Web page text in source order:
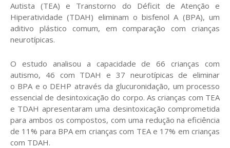
Autista (TEA) e Transtorno do Déficit de Atenção e
Hiperatividade (TDAH) eliminam o bisfenol A (BPA), um
aditivo plástico comum, em comparação com crianças
neurotípicas.
O estudo analisou a capacidade de 66 crianças com
autismo, 46 com TDAH e 37 neurotípicas de eliminar
o BPA e o DEHP através da glucuronidação, um processo
essencial de desintoxicação do corpo. As crianças com TEA
e TDAH apresentaram uma desintoxicação comprometida
para ambos os compostos, com uma redução na eficiência
de 11% para BPA em crianças com TEA e 17% em crianças
com TDAH.